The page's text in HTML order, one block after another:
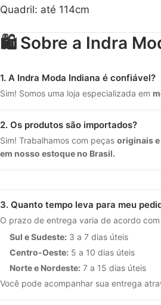
Quadril: até 114cm
🛍️ Sobre a Indra
1. A Indra Moda Indiana é confiável?
Sim! Somos uma loja especializada em
2. Os produtos são importados?
Sim! Trabalhamos com peças originais
em nosso estoque no Brasil.
3. Quanto tempo leva para meu
O prazo de entrega varia de acordo
Sul e Sudeste: 3 a 7 dias úteis
Centro-Oeste: 5 a 10 dias úteis
Norte e Nordeste: 7 a 15 dias úteis
Você pode acompanhar sua entrega